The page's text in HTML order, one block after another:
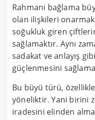
Rahmani bağlama
olan ilişkileri
soğukluk giren
sağlamaktır. Aynı
sadakat ve anlayış
güçlenmesini
Bu büyü türü,
yöneliktir. Yani birini
iradesini elinden